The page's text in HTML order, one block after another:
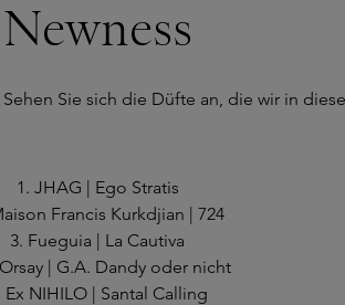
Newness
Sie sich die Düfte an, die wir in
1. JHAG | Ego Stratis
Francis Kurkdjian | 724
3. Fueguia | La Cautiva
| G.A. Dandy oder nicht
Ex NIHILO | Santal Calling